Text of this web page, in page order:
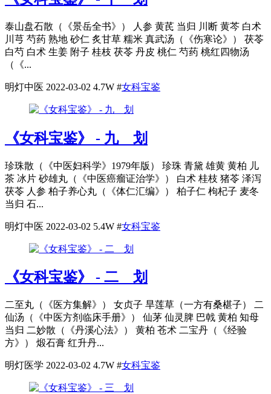
泰山盘石散（《景岳全书》） 人参 黄芪 当归 川断 黄芩 白术
川芎 芍药 熟地 砂仁 炙甘草 糯米 真武汤（《伤寒论》） 茯苓
白芍 白术 生姜 附子 桂枝 茯苓 丹皮 桃仁 芍药 桃红四物汤
（《...
明灯中医 2022-03-02 4.7W #女科宝鉴
《女科宝鉴》 - 九 划
珍珠散（《中医妇科学》1979年版） 珍珠 青黛 雄黄 黄柏 儿
茶 冰片 砂雄丸（《中医癌瘤证治学》） 白术 桂枝 猪苓 泽泻
茯苓 人参 柏子养心丸（《体仁汇编》） 柏子仁 枸杞子 麦冬
当归 石...
明灯中医 2022-03-02 5.4W #女科宝鉴
《女科宝鉴》 - 二 划
二至丸（《医方集解》） 女贞子 旱莲草（一方有桑椹子） 二
仙汤（《中医方剂临床手册》） 仙茅 仙灵脾 巴戟 黄柏 知母
当归 二妙散（《丹溪心法》） 黄柏 苍术 二宝丹（《经验
方》） 煅石膏 红升丹...
明灯医学 2022-03-02 4.7W #女科宝鉴